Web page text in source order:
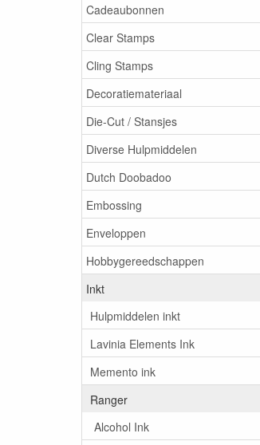
Cadeaubonnen
Clear Stamps
Cling Stamps
Decoratiemateriaal
Die-Cut / Stansjes
Diverse Hulpmiddelen
Dutch Doobadoo
Embossing
Enveloppen
Hobbygereedschappen
Inkt
Hulpmiddelen inkt
Lavinia Elements Ink
Memento ink
Ranger
Alcohol Ink